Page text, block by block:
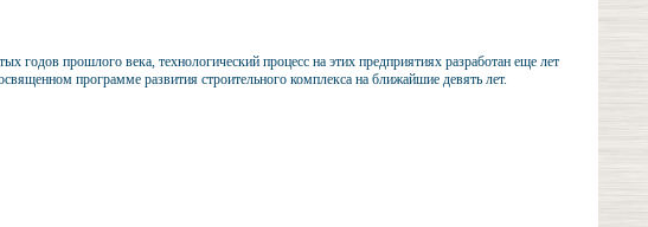
годов прошлого века, технологический процесс на этих предприятиях разработан еще лет
программе развития строительного комплекса на ближайшие девять лет.